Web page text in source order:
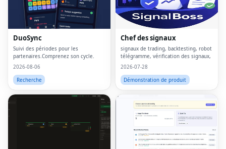
DuoSync
Suivi des périodes pour les
partenaires.Comprenez son cycle.
2026-08-06
Recherche
Chef des signaux
signaux de trading, backtesting, robot
télégramme, vérification des signaux,
2026-07-28
Démonstration de produit